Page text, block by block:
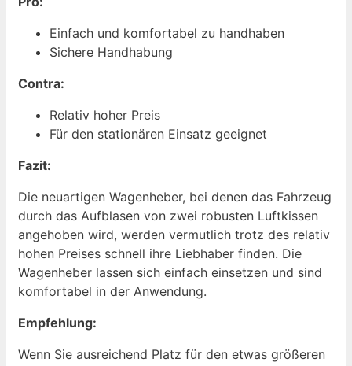
Einfach und komfortabel zu handhaben
Sichere Handhabung
Contra:
Relativ hoher Preis
Für den stationären Einsatz geeignet
Fazit:
Die neuartigen Wagenheber, bei denen das Fahrzeug
durch das Aufblasen von zwei robusten Luftkissen
angehoben wird, werden vermutlich trotz des relativ
hohen Preises schnell ihre Liebhaber finden. Die
Wagenheber lassen sich einfach einsetzen und sind
komfortabel in der Anwendung.
Empfehlung:
Wenn Sie ausreichend Platz für den etwas größeren